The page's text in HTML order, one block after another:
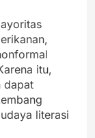
itu,
dapat
literasi